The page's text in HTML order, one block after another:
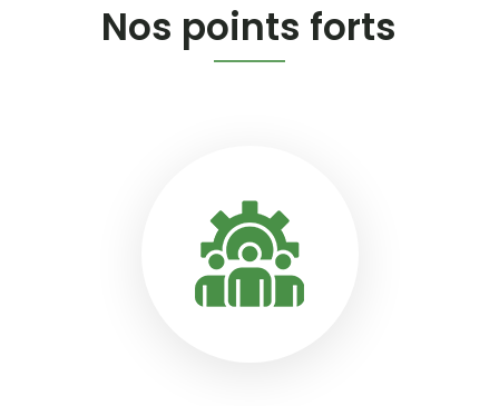
Nos points forts